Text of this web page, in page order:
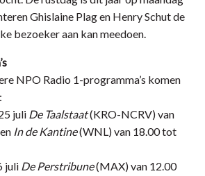
Ghislaine Plag en Henry Schut de
bezoeker aan kan meedoen.
NPO Radio 1-programma’s komen
juli De Taalstaat(KRO-NCRV) van
In de Kantine(WNL) van 18.00 tot
juli De Perstribune(MAX) van 12.00